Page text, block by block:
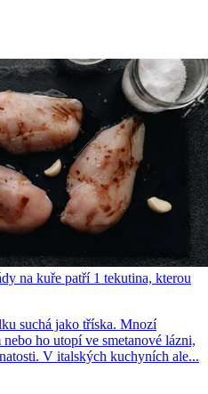
na kuře patří 1 tekutina, kterou
suchá jako tříska. Mnozí
ho utopí ve smetanové lázni,
V italských kuchyních ale...